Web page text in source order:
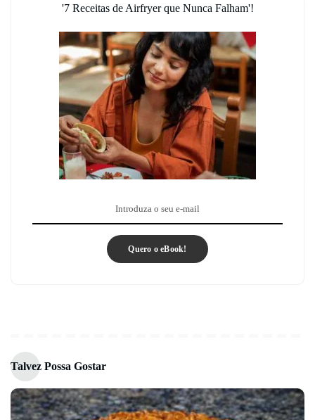
'7 Receitas de Airfryer que Nunca Falham'!
Quero o eBook!
Talvez Possa Gostar